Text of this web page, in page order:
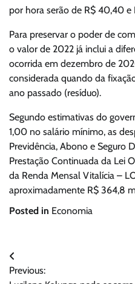
por hora serão de R$ 40,40
Para preservar o poder de
o valor de 2022 já inclui a
ocorrida em dezembro de
considerada quando da
ano passado (resíduo).
Segundo estimativas do
1,00 no salário mínimo, as
Previdência, Abono e Seguro
Prestação Continuada da Lei
da Renda Mensal Vitalícia –
aproximadamente R$ 364,8
Posted in Economia
Navegação
Previous: